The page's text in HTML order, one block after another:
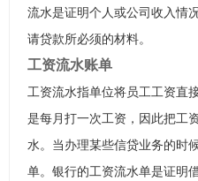
流水是证明个人或公司收入情
请贷款所必须的材料。
工资流水账单
工资流水指单位将员工工资直
是每月打一次工资，因此把工
水。当办理某些信贷业务的时
单。银行的工资流水单是证明